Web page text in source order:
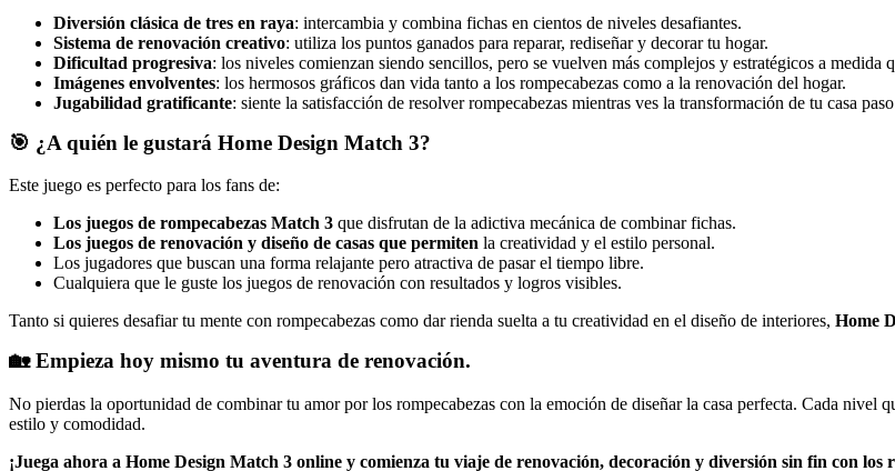
Diversión clásica de tres en raya: intercambia y combina fichas en cientos de niveles desafiantes.
Sistema de renovación creativo: utiliza los puntos ganados para reparar, rediseñar y decorar tu hogar.
Dificultad progresiva: los niveles comienzan siendo sencillos, pero se vuelven más complejos y estratégicos a medida
Imágenes envolventes: los hermosos gráficos dan vida tanto a los rompecabezas como a la renovación del hogar.
Jugabilidad gratificante: siente la satisfacción de resolver rompecabezas mientras ves la transformación de tu casa
🎯 ¿A quién le gustará Home Design Match 3?
Este juego es perfecto para los fans de:
Los juegos de rompecabezas Match 3 que disfrutan de la adictiva mecánica de combinar fichas.
Los juegos de renovación y diseño de casas que permiten la creatividad y el estilo personal.
Los jugadores que buscan una forma relajante pero atractiva de pasar el tiempo libre.
Cualquiera que le guste los juegos de renovación con resultados y logros visibles.
Tanto si quieres desafiar tu mente con rompecabezas como dar rienda suelta a tu creatividad en el diseño de interiores, Home
🏡 Empieza hoy mismo tu aventura de renovación.
No pierdas la oportunidad de combinar tu amor por los rompecabezas con la emoción de diseñar la casa perfecta. Cada nivel
estilo y comodidad.
¡Juega ahora a Home Design Match 3 online y comienza tu viaje de renovación, decoración y diversión sin fin con los